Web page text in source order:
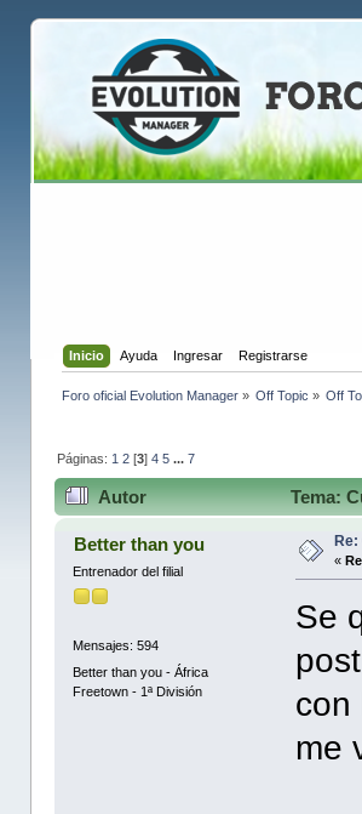
Inicio Ayuda Ingresar Registrarse
Foro oficial Evolution Manager» Off Topic » Off
Páginas: 1 2[3] 4 5 ... 7
Autor Tema:
Better than you
Entrenador del filial
Mensajes: 594
Better than you - África
Freetown - 1ª División
Re:
«
Se
con
me